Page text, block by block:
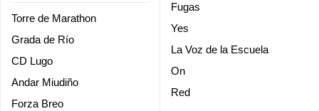
Torre de Marathon
Grada de Río
CD Lugo
Andar Miudiño
Forza Breo
Fugas
Yes
La Voz de la Escuela
On
Red